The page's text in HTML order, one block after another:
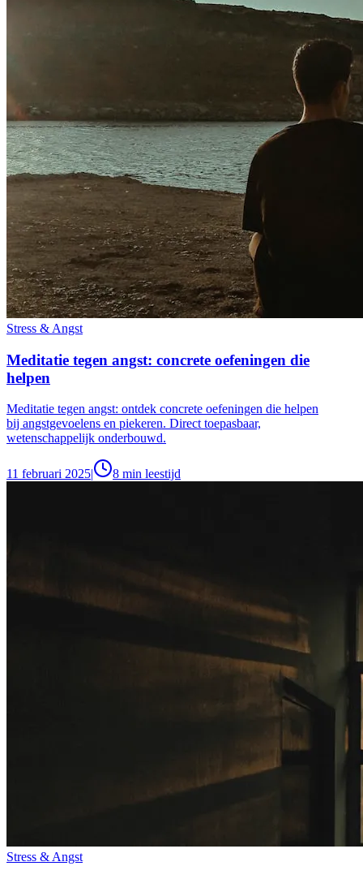
Stress & Angst
Meditatie tegen angst: concrete oefeningen die
helpen
Meditatie tegen angst: ontdek concrete oefeningen die helpen
bij angstgevoelens en piekeren. Direct toepasbaar,
wetenschappelijk onderbouwd.
11 februari 2025| 8 min leestijd
Stress & Angst